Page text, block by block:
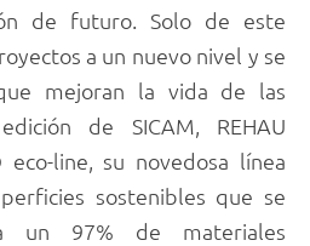
de futuro. Solo de este
a un nuevo nivel y se
mejoran la vida de las
de SICAM, REHAU
eco-line, su novedosa línea
sostenibles que se
un 97% de materiales